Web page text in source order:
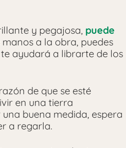
y pegajosa, puede
a la obra, puedes
ayudará a librarte de los
de que se esté
en una tierra
buena medida, espera
a regarla.